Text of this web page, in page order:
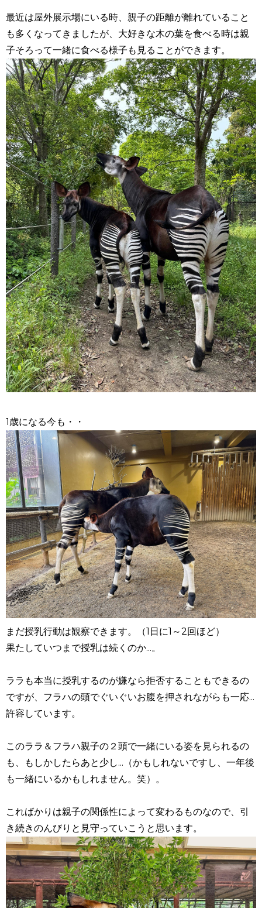
最近は屋外展示場にいる時、親子の距離が離れていること
も多くなってきましたが、大好きな木の葉を食べる時は親
子そろって一緒に食べる様子も見ることができます。
1歳になる今も・・
まだ授乳行動は観察できます。（1日に1～2回ほど）
果たしていつまで授乳は続くのか...。
ララも本当に授乳するのが嫌なら拒否することもできるの
ですが、フラハの頭でぐいぐいお腹を押されながらも一応...
許容しています。
このララ＆フラハ親子の２頭で一緒にいる姿を見られるの
も、もしかしたらあと少し...（かもしれないですし、一年後
も一緒にいるかもしれません。笑）。
こればかりは親子の関係性によって変わるものなので、引
き続きのんびりと見守っていこうと思います。